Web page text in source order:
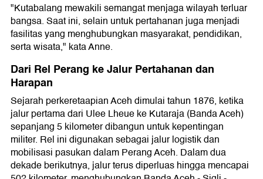
"Kutabalang mewakili semangat menjaga wilayah terluar
bangsa. Saat ini, selain untuk pertahanan juga menjadi
fasilitas yang menghubungkan masyarakat, pendidikan,
serta wisata," kata Anne.
Dari Rel Perang ke Jalur Pertahanan dan
Harapan
Sejarah perkeretaapian Aceh dimulai tahun 1876, ketika
jalur pertama dari Ulee Lheue ke Kutaraja (Banda Aceh)
sepanjang 5 kilometer dibangun untuk kepentingan
militer. Rel ini digunakan sebagai jalur logistik dan
mobilisasi pasukan dalam Perang Aceh. Dalam dua
dekade berikutnya, jalur terus diperluas hingga mencapai